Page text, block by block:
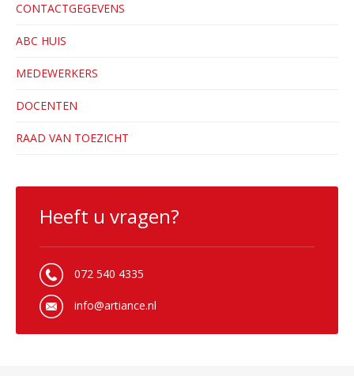
CONTACTGEGEVENS
ABC HUIS
MEDEWERKERS
DOCENTEN
RAAD VAN TOEZICHT
Heeft u vragen?
072 540 4335
info@artiance.nl